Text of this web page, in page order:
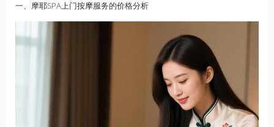
一、摩耶SPA上门按摩服务的价格分析